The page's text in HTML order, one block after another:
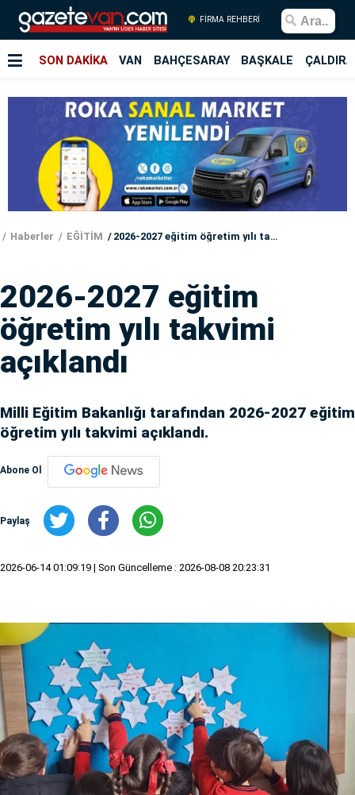
FİRMA REHBERİ
SON DAKİKA VAN BAHÇESARAY BAŞKALE
Haberler EĞİTİM 2026-2027 eğitim öğretim yılı takvimi açıklandı
2026-2027 eğitim
öğretim yılı takvimi
açıklandı
Milli Eğitim Bakanlığı tarafından 2026-2027 eğitim
öğretim yılı takvimi açıklandı.
Abone Ol
Paylaş
2026-06-14 01:09:19 | Son Güncelleme : 2026-08-08 20:23:31